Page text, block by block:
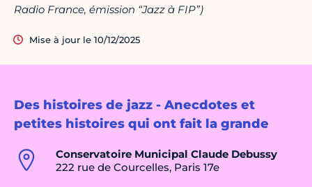
Des histoires de jazz - Anecdotes et
petites histoires qui ont fait la grande
Conservatoire Municipal Claude Debussy
222 rue de Courcelles, Paris 17e
Radio France, émission “Jazz à FIP”)
Mise à jour le 10/12/2025